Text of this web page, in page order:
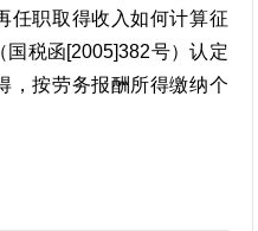
任职取得收入如何计算征
税函[2005]382号）认定
，按劳务报酬所得缴纳个